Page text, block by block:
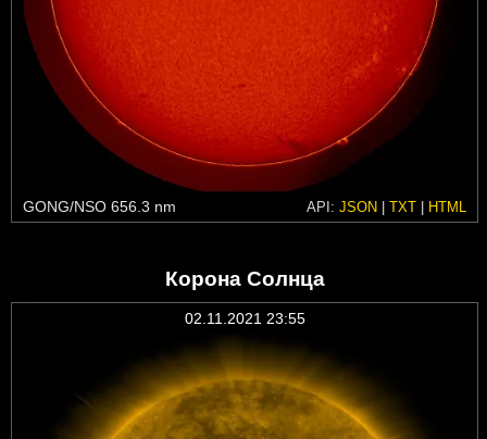
GONG/NSO 656.3 nm API: JSON | TXT | HTML
Корона Солнца
02.11.2021 23:55